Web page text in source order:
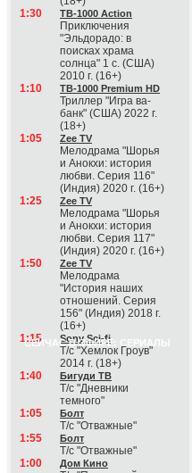
1:30
ТВ-1000 Action
Приключения
"Эльдорадо: в
поисках храма
солнца" 1 с. (США)
2010 г. (16+)
1:10
ТВ-1000 Premium HD
Триллер "Игра ва-
банк" (США) 2022 г.
(18+)
1:05
Zee TV
Мелодрама "Шорья
и Анокхи: история
любви. Серия 116"
(Индия) 2020 г. (16+)
1:25
Zee TV
Мелодрама "Шорья
и Анокхи: история
любви. Серия 117"
(Индия) 2020 г. (16+)
1:50
Zee TV
Мелодрама
"История наших
отношений. Серия
156" (Индия) 2018 г.
(16+)
СЕЙЧАС В ЭФИРЕ: СЕРИАЛЫ
1:15 Sony Sci-fi
Т/с "Хемлок Гроув"
2014 г. (18+)
1:40
Бигуди ТВ
Т/с "Дневники
темного"
1:05
Болт
Т/с "Отважные"
1:55
Болт
Т/с "Отважные"
1:00
Дом Кино